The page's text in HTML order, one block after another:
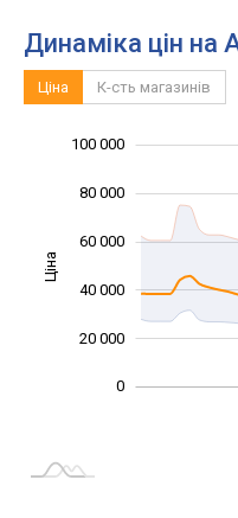
Динаміка цін на
Ціна К-сть магазинів
Ціна
0
20 000
40 000
60 000
80 000
100 000